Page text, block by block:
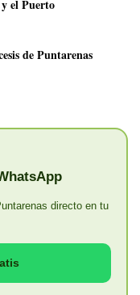
el Puerto
de Puntarenas
directo en tu